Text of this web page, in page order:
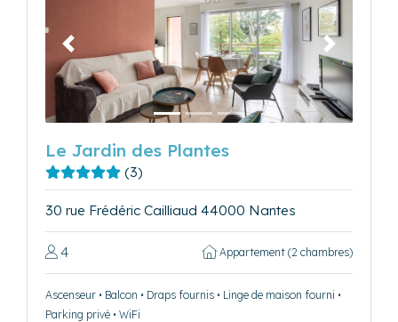
Précédent Suivant
Le Jardin des Plantes
(3)
30 rue Frédéric Cailliaud 44000 Nantes
4 Appartement (2 chambres)
Ascenseur • Balcon • Draps fournis • Linge de maison fourni •
Parking privé • WiFi